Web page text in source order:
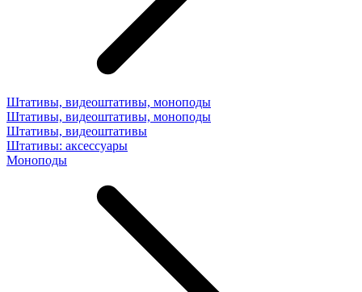
Штативы, видеоштативы, моноподы
Штативы, видеоштативы, моноподы
Штативы, видеоштативы
Штативы: аксессуары
Моноподы